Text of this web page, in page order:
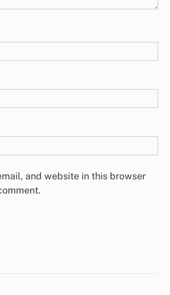
and website in this browser